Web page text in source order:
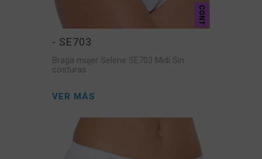
CONT
- SE703
Braga mujer Selene SE703 Midi Sin
costuras
VER MÁS